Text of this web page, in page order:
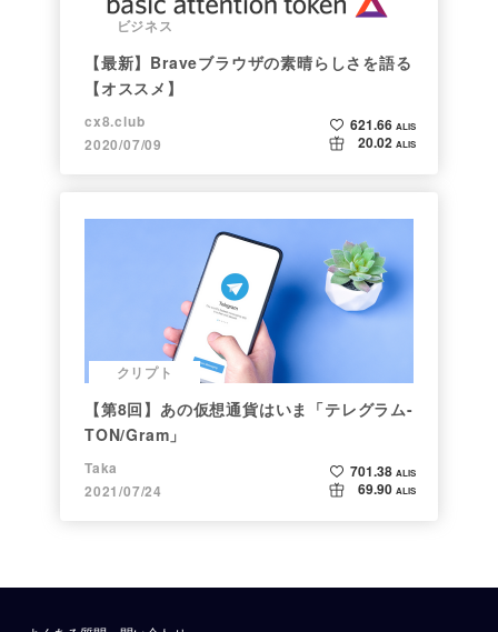
ビジネス
【最新】Braveブラウザの素晴らしさを語る
【オススメ】
cx8.club
2020/07/09
621.66 ALIS
20.02 ALIS
クリプト
【第8回】あの仮想通貨はいま「テレグラム-
TON/Gram」
Taka
2021/07/24
701.38 ALIS
69.90 ALIS